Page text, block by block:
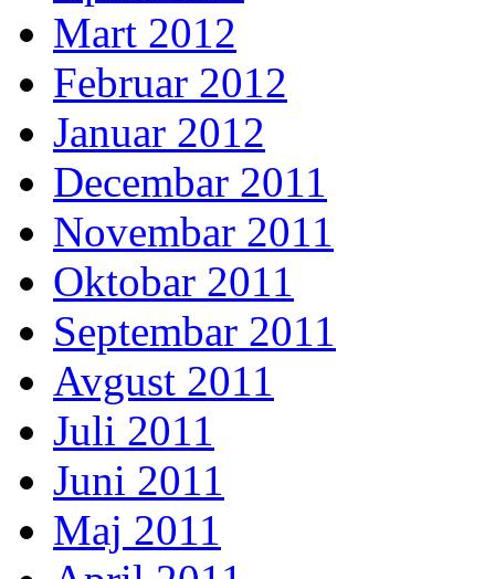
Mart 2012
Februar 2012
Januar 2012
Decembar 2011
Novembar 2011
Oktobar 2011
Septembar 2011
Avgust 2011
Juli 2011
Juni 2011
Maj 2011